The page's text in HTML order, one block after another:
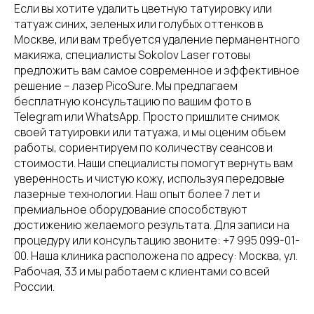
Если вы хотите удалить цветную татуировку или
татуаж синих, зеленых или голубых оттенков в
Москве, или вам требуется удаление перманентного
макияжа, специалисты Sokolov Laser готовы
предложить вам самое современное и эффективное
решение – лазер PicoSure. Мы предлагаем
бесплатную консультацию по вашим фото в
Telegram или WhatsApp. Просто пришлите снимок
своей татуировки или татуажа, и мы оценим объем
работы, сориентируем по количеству сеансов и
стоимости. Наши специалисты помогут вернуть вам
уверенность и чистую кожу, используя передовые
лазерные технологии. Наш опыт более 7 лет и
премиальное оборудование способствуют
достижению желаемого результата. Для записи на
процедуру или консультацию звоните: +7 995 099-01-
00. Наша клиника расположена по адресу: Москва, ул.
Рабочая, 33 и мы работаем с клиентами со всей
России.